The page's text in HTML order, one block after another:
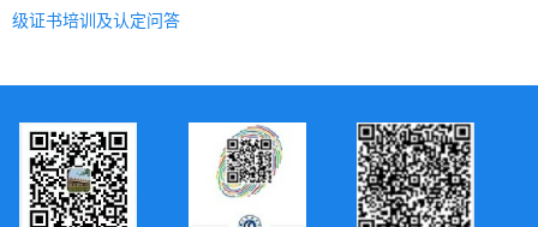
级证书培训及认定问答